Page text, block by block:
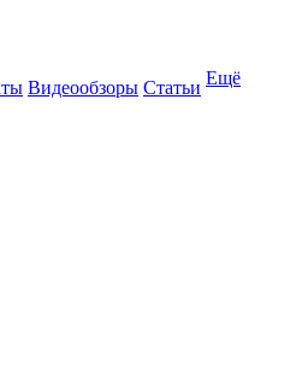
Видеообзоры Статьи Ещё